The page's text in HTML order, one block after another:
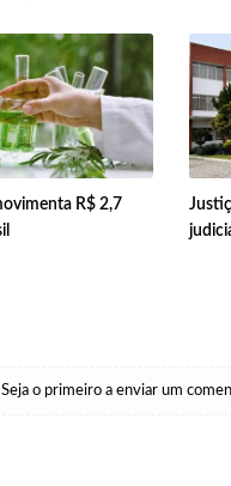
R$ 2,7
o primeiro a enviar um